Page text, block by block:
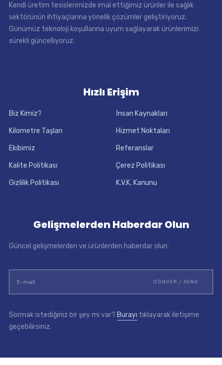
Kendi üretim tesislerimizde imal ettiğimiz ürünler ile sağlık
sektörünün ihtiyaçlarına yönelik çözümler geliştiriyoruz.
Günümüz teknoloji koşullarına uyum sağlayarak ürünlerimizi
sürekli güncelliyoruz.
Hızlı Erişim
Biz Kimiz? İnsan Kaynakları
Kilometre Taşları Hizmet Noktaları
Ekibimiz Referanslar
Kalite Politikası Çerez Politikası
Gizlilik Politikası K.V.K. Kanunu
Gelişmelerden Haberdar Olun
Güncel gelişmelerden ve ürünlerden haberdar olun:
Sormak istediğiniz bir şey mi var? Burayı tıklayarak iletişime
geçebilirsiniz.